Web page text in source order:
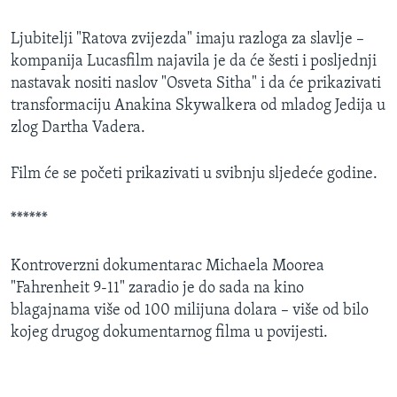
O GLASU AMERIKE
Learning English
Ljubitelji "Ratova zvijezda" imaju razloga za slavlje –
kompanija Lucasfilm najavila je da će šesti i posljednji
nastavak nositi naslov "Osveta Sitha" i da će prikazivati
transformaciju Anakina Skywalkera od mladog Jedija u
zlog Dartha Vadera.
Film će se početi prikazivati u svibnju sljedeće godine.
******
Kontroverzni dokumentarac Michaela Moorea
"Fahrenheit 9-11" zaradio je do sada na kino
blagajnama više od 100 milijuna dolara – više od bilo
kojeg drugog dokumentarnog filma u povijesti.